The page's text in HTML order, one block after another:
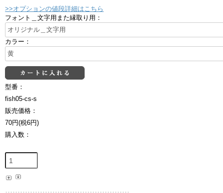
>>オプションの値段詳細はこちら
フォント＿文字用また縁取り用：
カラー：
型番：
fish05-cs-s
販売価格：
70円(税6円)
購入数：